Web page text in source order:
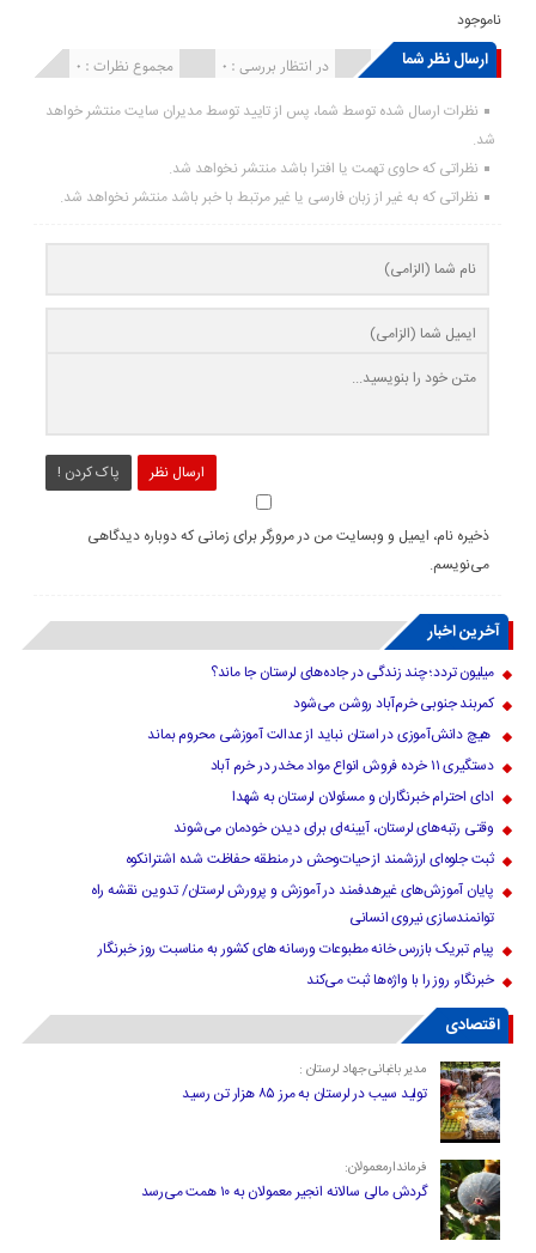
ناموجود
ارسال نظر شما مجموع نظرات : 0 در انتظار بررسی : 0 انتشار یافته : ۰
نظرات ارسال شده توسط شما، پس از تایید توسط مدیران سایت منتشر خواهد
شد.
نظراتی که حاوی تهمت یا افترا باشد منتشر نخواهد شد.
نظراتی که به غیر از زبان فارسی یا غیر مرتبط با خبر باشد منتشر نخواهد شد.
ارسال نظر پاک کردن !
ذخیره نام، ایمیل و وبسایت من در مرورگر برای زمانی که دوباره دیدگاهی
می‌نویسم.
آخرین اخبار
میلیون تردد؛ چند زندگی در جاده‌های لرستان جا ماند؟
کمربند جنوبی خرم‌‌آباد روشن می‌شود
هیچ دانش‌آموزی در استان نباید از عدالت آموزشی محروم بماند
دستگیری ۱۱ خرده فروش انواع مواد مخدر در خرم آباد
ادای احترام خبرنگاران و مسئولان لرستان به شهدا
وقتی رتبه‌های لرستان، آیینه‌ای برای دیدن خودمان می‌شوند
ثبت جلوه‌ای ارزشمند از حیات‌وحش در منطقه حفاظت شده اشترانکوه
پایان آموزش‌های غیرهدفمند در آموزش و پرورش لرستان/ تدوین نقشه راه
توانمندسازی نیروی انسانی
پیام تبریک بازرس خانه مطبوعات ورسانه های کشور به مناسبت روز خبرنگار
خبرنگار، روز را با واژه‌ها ثبت می‌کند
اقتصادی
مدیر باغبانی جهاد لرستان :
تولید سیب در لرستان به مرز ۸۵ هزار تن رسید
فرماندارمعمولان:
گردش مالی سالانه انجیر معمولان به ۱۰ همت می‌رسد